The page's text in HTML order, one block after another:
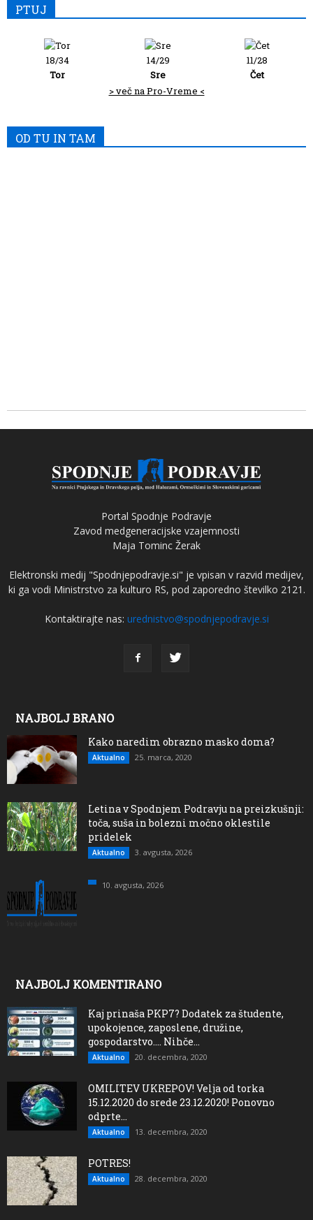
PTUJ
18/34
Tor
14/29
Sre
11/28
Čet
> več na Pro-Vreme <
OD TU IN TAM
Portal Spodnje Podravje
Zavod medgeneracijske vzajemnosti
Maja Tominc Žerak
Elektronski medij "Spodnjepodravje.si" je vpisan v razvid medijev,
ki ga vodi Ministrstvo za kulturo RS, pod zaporedno številko 2121.
Kontaktirajte nas: urednistvo@spodnjepodravje.si
NAJBOLJ BRANO
Kako naredim obrazno masko doma?
Aktualno 25. marca, 2020
Letina v Spodnjem Podravju na preizkušnji:
toča, suša in bolezni močno oklestile
pridelek
Aktualno 3. avgusta, 2026
10. avgusta, 2026
NAJBOLJ KOMENTIRANO
Kaj prinaša PKP7? Dodatek za študente,
upokojence, zaposlene, družine,
gospodarstvo…. Nihče...
Aktualno 20. decembra, 2020
OMILITEV UKREPOV! Velja od torka
15.12.2020 do srede 23.12.2020! Ponovno
odprte...
Aktualno 13. decembra, 2020
POTRES!
Aktualno 28. decembra, 2020